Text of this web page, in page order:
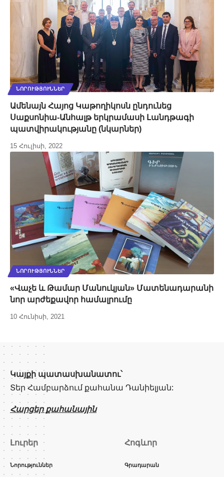
ՆՈՐՈՒԹՅՈՒՆՆԵՐ
Ամենայն Հայոց Կաթողիկոսն ընդունեց
Սաքսոնիա-Անհալթ երկրամասի Լանդթագի
պատվիրակությանը (նկարներ)
15 Հուլիսի, 2022
ՆՈՐՈՒԹՅՈՒՆՆԵՐ
«Վաչե և Թամար Մանուկյան» Մատենադարանի
նոր արժեքավոր համալրումը
10 Հունիսի, 2021
Կայքի պատասխանատու՝
Տեր Համբարձում քահանա Դանիելյան:
Հարցեր քահանային
Լուրեր
Նորություններ
Հոգևոր
Գրադարան